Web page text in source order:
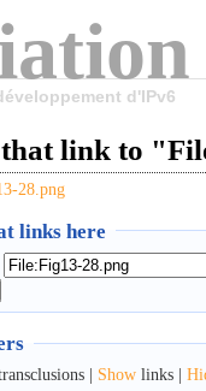
d'IPv6
that link to
28.png
links here
| Showlinks |